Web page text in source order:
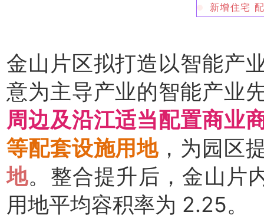
新增住宅
金山片区拟打造以智能产
意为主导产业的智能产业
周边及沿江适当配置商业
等配套设施用地 ，为园区
地。整合提升后，金山片
用地平均容积率为 2.25。